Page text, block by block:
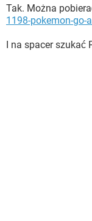
Tak. Można
1198-pokemon-go-
I na spacer szukać